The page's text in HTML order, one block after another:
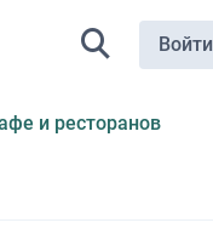
Войти
и ресторанов